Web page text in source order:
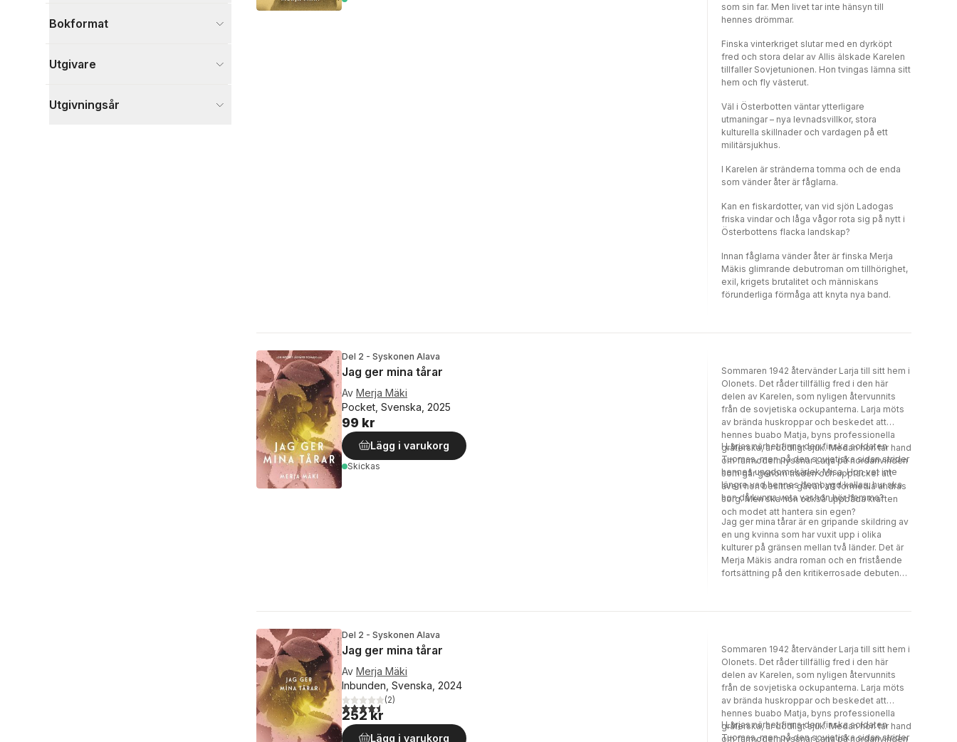
Bokformat
Utgivare
Utgivningsår
som sin far. Men livet tar inte hänsyn till
hennes drömmar.
Finska vinterkriget slutar med en dyrköpt
fred och stora delar av Allis älskade Karelen
tillfaller Sovjetunionen. Hon tvingas lämna sitt
hem och fly västerut.
Väl i Österbotten väntar ytterligare
utmaningar – nya levnadsvillkor, stora
kulturella skillnader och vardagen på ett
militärsjukhus.
I Karelen är stränderna tomma och de enda
som vänder åter är fåglarna.
Kan en fiskardotter, van vid sjön Ladogas
friska vindar och låga vågor rota sig på nytt i
Österbottens flacka landskap?
Innan fåglarna vänder åter är finska Merja
Mäkis glimrande debutroman om tillhörighet,
exil, krigets brutalitet och människans
förunderliga förmåga att knyta nya band.
Del 2 - Syskonen Alava
Jag ger mina tårar
Av Merja Mäki
Pocket, Svenska, 2025
99 kr
Lägg i varukorg
Skickas
Sommaren 1942 återvänder Larja till sitt hem i
Olonets. Det råder tillfällig fred i den här
delen av Karelen, som nyligen återvunnits
från de sovjetiska ockupanterna. Larja möts
av brända huskroppar och beskedet att
hennes buabo Matja, byns professionella
gråterska, är dödligt sjuk. Medan hon tar hand
om farmodern lyssnar Larja på nordanvinden
som går genom träden och upptäcker att
även hon besitter gåvan att förmedla andras
sorg. Men ska hon också uppbåda kraften
och modet att hantera sin egen?
I Larjas närhet finns den finska soldaten
Tuomas, men på den sovjetiska sidan strider
hennes ungdomskärlek Misa. Hon vet inte
längre vad hennes hembygd kallas, hur ska
hon då kunna veta var hon hör hemma?
Jag ger mina tårar är en gripande skildring av
en ung kvinna som har vuxit upp i olika
kulturer på gränsen mellan två länder. Det är
Merja Mäkis andra roman och en fristående
fortsättning på den kritikerrosade debuten
Del 2 - Syskonen Alava
Jag ger mina tårar
Av Merja Mäki
Inbunden, Svenska, 2024
4,5utav 5 stjärnor. Totalt antal röster:
(2)
252 kr
Lägg i varukorg
Sommaren 1942 återvänder Larja till sitt hem i
Olonets. Det råder tillfällig fred i den här
delen av Karelen, som nyligen återvunnits
från de sovjetiska ockupanterna. Larja möts
av brända huskroppar och beskedet att
hennes buabo Matja, byns professionella
gråterska, är dödligt sjuk. Medan hon tar hand
om farmodern lyssnar Larja på nordanvinden
I Larjas närhet finns den finska soldaten
Tuomas, men på den sovjetiska sidan strider